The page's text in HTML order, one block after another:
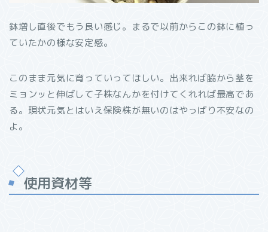
鉢増し直後でもう良い感じ。まるで以前からこの鉢に植っ
ていたかの様な安定感。
このまま元気に育っていってほしい。出来れば脇から茎を
ミョンッと伸ばして子株なんかを付けてくれれば最高であ
る。現状元気とはいえ保険株が無いのはやっぱり不安なの
よ。
使用資材等